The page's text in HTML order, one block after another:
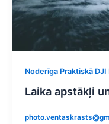
Noderīga Praktiskā
Laika apstākļi